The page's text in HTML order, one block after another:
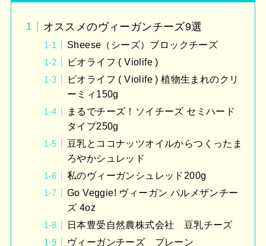
オススメのヴィーガンチーズ9選
Sheese（シーズ）ブロックチーズ
ビオライフ ( Violife )
ビオライフ ( Violife ) 植物生まれのクリ
ーミィ150g
まるでチーズ！ソイチーズ セミハード
タイプ250g
豆乳とココナッツオイルからつくったま
ろやかシュレッド
私のヴィーガンシュレッド200g
Go Veggie! ヴィーガン パルメザンチー
ズ 4oz
日本豊受自然農株式会社 豆乳チーズ
ヴィーガンチーズ プレーン